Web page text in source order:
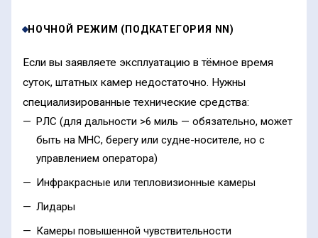
НОЧНОЙ РЕЖИМ (ПОДКАТЕГОРИЯ NN)
Если вы заявляете эксплуатацию в тёмное время
суток, штатных камер недостаточно. Нужны
специализированные технические средства:
РЛС (для дальности >6 миль — обязательно, может
быть на МНС, берегу или судне-носителе, но с
управлением оператора)
Инфракрасные или тепловизионные камеры
Лидары
Камеры повышенной чувствительности